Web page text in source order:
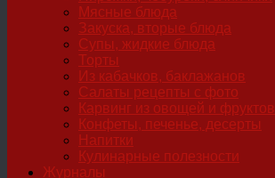
Мясные блюда
Закуска, вторые блюда
Супы, жидкие блюда
Торты
Из кабачков, баклажанов
Салаты рецепты с фото
Карвинг из овощей и фруктов
Конфеты, печенье, десерты
Напитки
Кулинарные полезности
Журналы